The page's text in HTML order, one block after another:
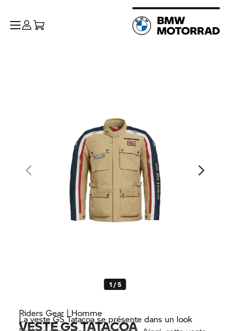
1 / 5
Riders Gear | Homme
VESTE GS TATACOA
La veste GS Tatacoa se présente dans un look